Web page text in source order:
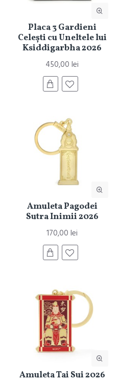
Placa 3 Gardieni
Celești cu Uneltele lui
Ksiddigarbha 2026
450,00 lei
Amuleta Pagodei
Sutra Inimii 2026
170,00 lei
Amuleta Tai Sui 2026